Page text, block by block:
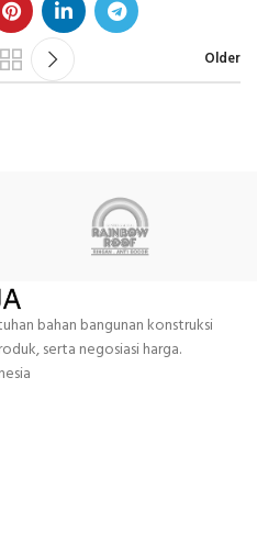
Older
bahan bangunan konstruksi
serta negosiasi harga.